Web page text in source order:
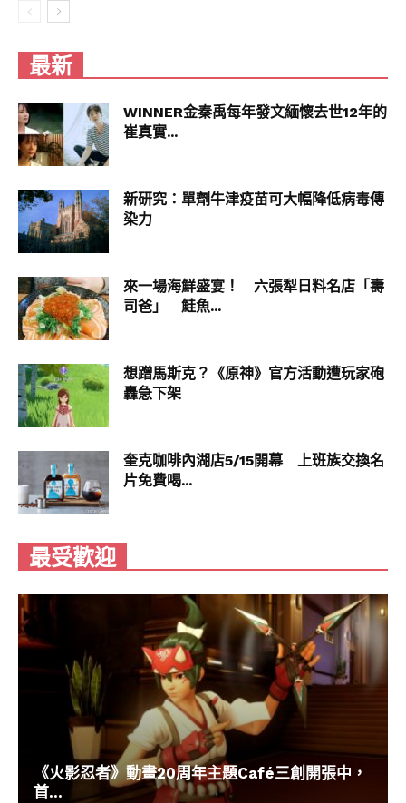
最新
WINNER金秦禹每年發文緬懷去世12年的
崔真實...
新研究：單劑牛津疫苗可大幅降低病毒傳
染力
來一場海鮮盛宴！ 六張犁日料名店「壽
司爸」 鮭魚...
想蹭馬斯克？《原神》官方活動遭玩家砲
轟急下架
奎克咖啡內湖店5/15開幕 上班族交換名
片免費喝...
最受歡迎
《火影忍者》動畫20周年主題Café三創開張中，
首...